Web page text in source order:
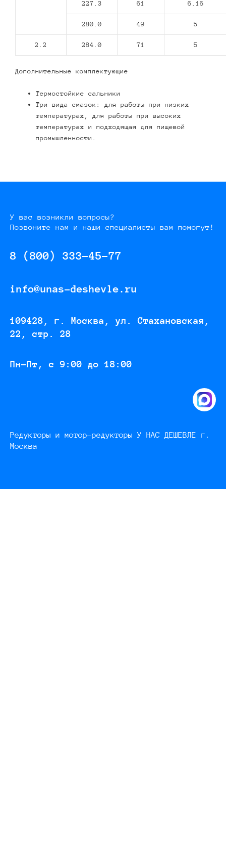
227.3 61 6.16
280.0 49 5
2.2 284.0 71 5
Дополнительные комплектующие
Термостойкие сальники
Три вида смазок: для работы при низких
температурах, для работы при высоких
температурах и подходящая для пищевой
промышленности.
У вас возникли вопросы?
Позвоните нам и наши специалисты вам помогут!
8 (800) 333-45-77
info@unas-deshevle.ru
109428, г. Москва, ул. Стахановская,
22, стр. 28
Пн-Пт, с 9:00 до 18:00
Редукторы и мотор-редукторы У НАС ДЕШЕВЛЕ г.
Москва